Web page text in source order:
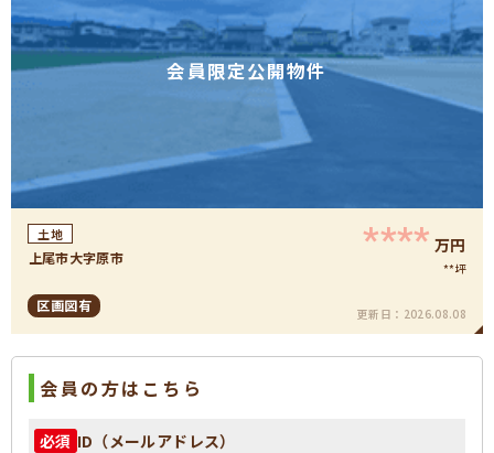
会員限定公開物件
土地
上尾市大字原市 **** 万円
**坪
区画図有 更新日： 2026.08.08
会員の方はこちら
必須 ID（メールアドレス）